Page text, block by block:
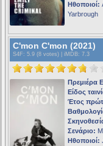
Ηθοποιοί:
Yarbrough
C'mon C'mon (2021)
S4F : 5.9 (8 votes) | iMDB: 7.3
Πρεμιέρα
Είδος
Έτος
Σενάριο:
Ηθοποιοί: